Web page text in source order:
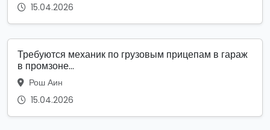
15.04.2026
Требуются механик по грузовым прицепам в гараж
в промзоне...
Рош Аин
15.04.2026